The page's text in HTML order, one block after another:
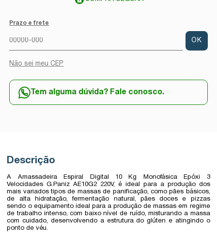
Prazo e frete
OK
Não sei meu CEP
Tem alguma dúvida? Fale conosco.
Descrição
A Amassadeira Espiral Digital 10 Kg Monofásica Epóxi 3
Velocidades G.Paniz AE10G2 220V, é ideal para a produção dos
mais variados tipos de massas de panificação, como pães básicos,
de alta hidratação, fermentação natural, pães doces e pizzas
sendo o equipamento ideal para a produção de massas em regime
de trabalho intenso, com baixo nível de ruído, misturando a massa
com cuidado, desenvolvendo a estrutura do glúten e atingindo o
ponto de véu.